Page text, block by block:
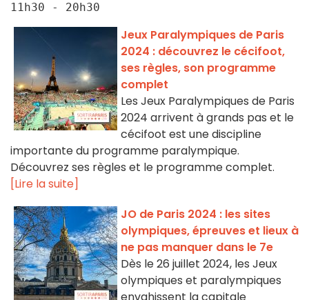
11h30 - 20h30
Jeux Paralympiques de Paris
2024 : découvrez le cécifoot,
ses règles, son programme
complet
Les Jeux Paralympiques de Paris
2024 arrivent à grands pas et le
cécifoot est une discipline
importante du programme paralympique.
Découvrez ses règles et le programme complet.
[Lire la suite]
JO de Paris 2024 : les sites
olympiques, épreuves et lieux à
ne pas manquer dans le 7e
Dès le 26 juillet 2024, les Jeux
olympiques et paralympiques